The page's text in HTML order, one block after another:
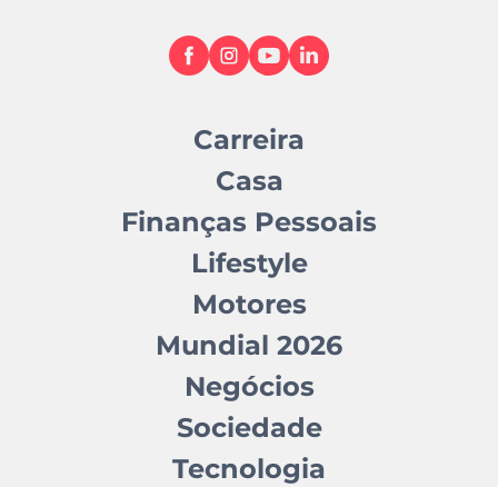
Carreira
Casa
Finanças Pessoais
Lifestyle
Motores
Mundial 2026
Negócios
Sociedade
Tecnologia